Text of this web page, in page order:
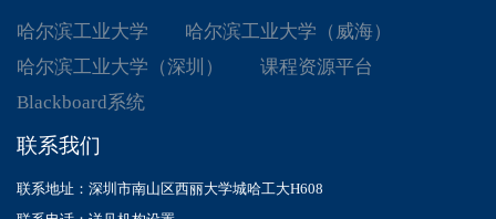
哈尔滨工业大学
哈尔滨工业大学（威海）
哈尔滨工业大学（深圳）
课程资源平台
Blackboard系统
联系我们
联系地址：深圳市南山区西丽大学城哈工大H608